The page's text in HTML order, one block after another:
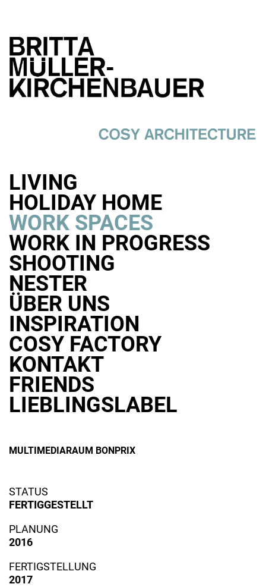
LIVING
HOLIDAY HOME
WORK SPACES
WORK IN PROGRESS
SHOOTING
NESTER
ÜBER UNS
INSPIRATION
COSY FACTORY
KONTAKT
FRIENDS
LIEBLINGSLABEL
MULTIMEDIARAUM BONPRIX
31. August 2018
By Lars Holzmann
STATUS
FERTIGGESTELLT
PLANUNG
2016
FERTIGSTELLUNG
2017